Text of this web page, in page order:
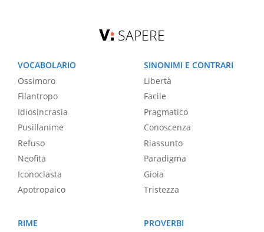
SAPERE
VOCABOLARIO
Ossimoro
Filantropo
Idiosincrasia
Pusillanime
Refuso
Neofita
Iconoclasta
Apotropaico
SINONIMI E CONTRARI
Libertà
Facile
Pragmatico
Conoscenza
Riassunto
Paradigma
Gioia
Tristezza
RIME
PROVERBI